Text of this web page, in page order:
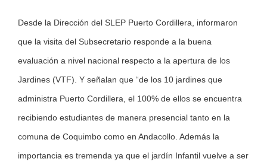
Desde la Dirección del SLEP Puerto Cordillera, informaron
que la visita del Subsecretario responde a la buena
evaluación a nivel nacional respecto a la apertura de los
Jardines (VTF). Y señalan que “de los 10 jardines que
administra Puerto Cordillera, el 100% de ellos se encuentra
recibiendo estudiantes de manera presencial tanto en la
comuna de Coquimbo como en Andacollo. Además la
importancia es tremenda ya que el jardín Infantil vuelve a ser